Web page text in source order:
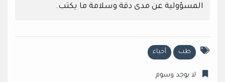
المسؤولية عن مدى دقة وسلامة ما يكتب.
طب أحياء
لا يوجد وسوم